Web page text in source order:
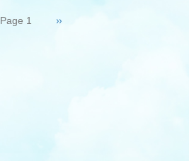
Page 1 Page
››